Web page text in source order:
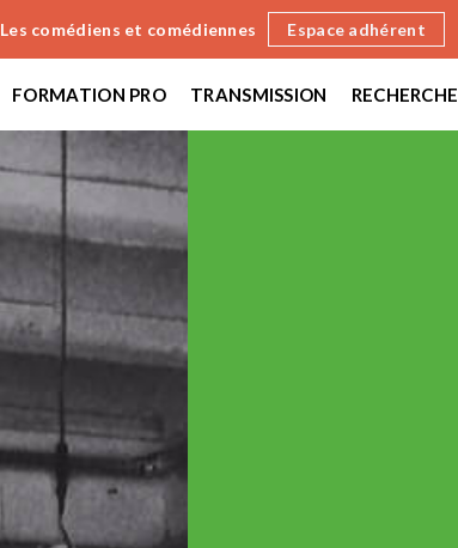
Les comédiens et comédiennes Espace adhérent
FORMATION PRO TRANSMISSION RECHERCHE